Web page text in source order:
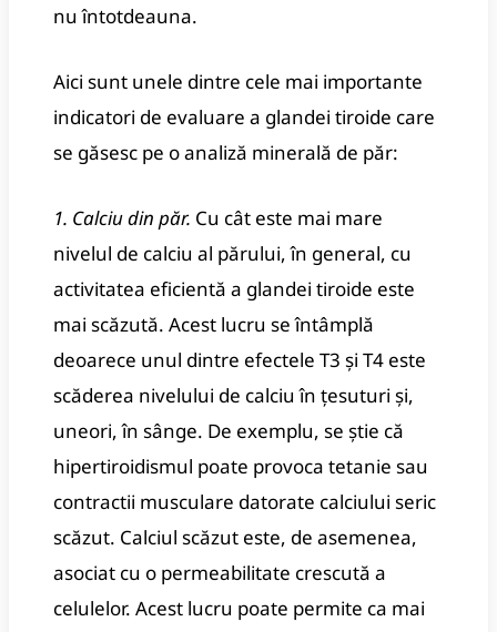
nu întotdeauna.
Aici sunt unele dintre cele mai importante
indicatori de evaluare a glandei tiroide care
se găsesc pe o analiză minerală de păr:
1. Calciu din păr. Cu cât este mai mare
nivelul de calciu al părului, în general, cu
activitatea eficientă a glandei tiroide este
mai scăzută. Acest lucru se întâmplă
deoarece unul dintre efectele T3 și T4 este
scăderea nivelului de calciu în țesuturi și,
uneori, în sânge. De exemplu, se știe că
hipertiroidismul poate provoca tetanie sau
contractii musculare datorate calciului seric
scăzut. Calciul scăzut este, de asemenea,
asociat cu o permeabilitate crescută a
celulelor. Acest lucru poate permite ca mai